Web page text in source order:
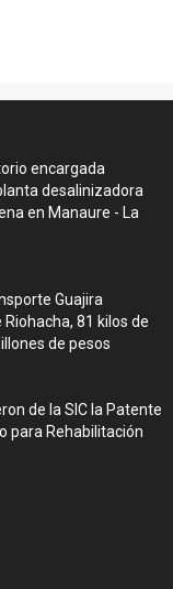
encargada
desalinizadora
en Manaure - La
Guajira
81 kilos de
de pesos
de la SIC la Patente
para Rehabilitación